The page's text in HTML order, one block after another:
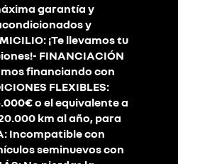
garantía y
y
¡Te llevamos tu
FINANCIACIÓN
financiando con
FLEXIBLES:
o el equivalente a
km al año, para
Incompatible con
seminuevos con